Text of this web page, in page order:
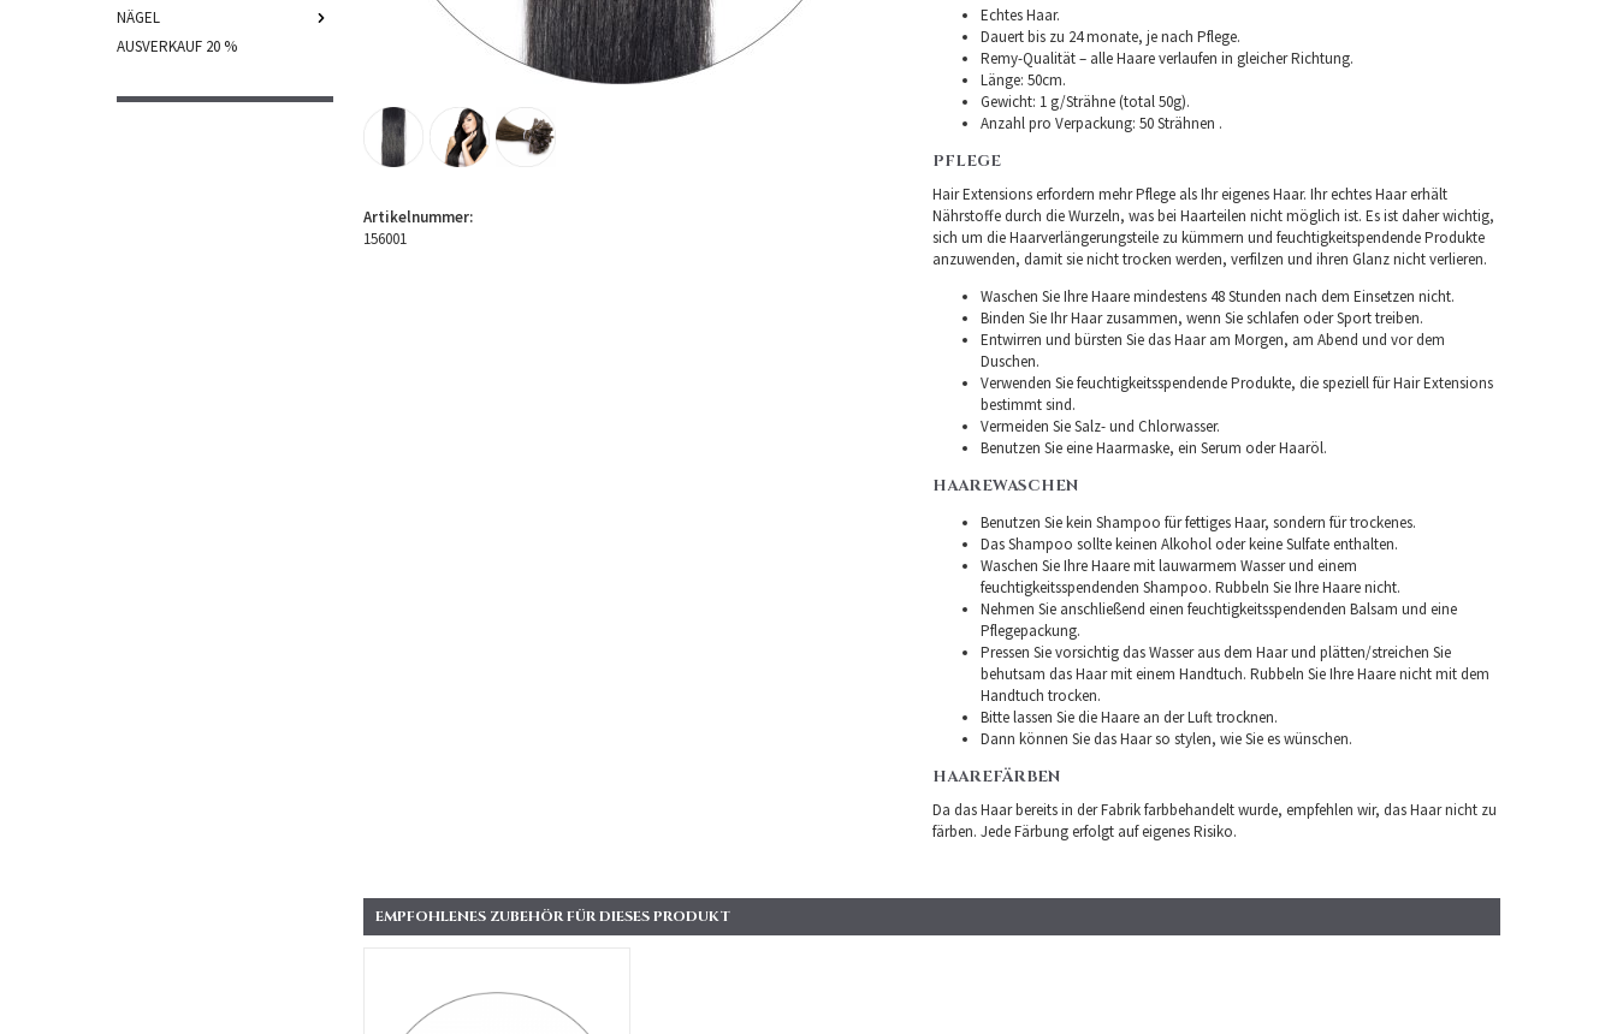
NÄGEL
AUSVERKAUF 20 %
Echtes Haar.
Dauert bis zu 24 monate, je nach Pflege.
Remy-Qualität – alle Haare verlaufen in gleicher Richtung.
Länge: 50cm.
Gewicht: 1 g/Strähne (total 50g).
Anzahl pro Verpackung: 50 Strähnen .
PFLEGE
Hair Extensions erfordern mehr Pflege als Ihr eigenes Haar. Ihr echtes Haar erhält
Nährstoffe durch die Wurzeln, was bei Haarteilen nicht möglich ist. Es ist daher wichtig,
sich um die Haarverlängerungsteile zu kümmern und feuchtigkeitspendende Produkte
anzuwenden, damit sie nicht trocken werden, verfilzen und ihren Glanz nicht verlieren.
Waschen Sie Ihre Haare mindestens 48 Stunden nach dem Einsetzen nicht.
Binden Sie Ihr Haar zusammen, wenn Sie schlafen oder Sport treiben.
Entwirren und bürsten Sie das Haar am Morgen, am Abend und vor dem
Duschen.
Verwenden Sie feuchtigkeitsspendende Produkte, die speziell für Hair Extensions
bestimmt sind.
Vermeiden Sie Salz- und Chlorwasser.
Benutzen Sie eine Haarmaske, ein Serum oder Haaröl.
HAAREWASCHEN
Benutzen Sie kein Shampoo für fettiges Haar, sondern für trockenes.
Das Shampoo sollte keinen Alkohol oder keine Sulfate enthalten.
Waschen Sie Ihre Haare mit lauwarmem Wasser und einem
feuchtigkeitsspendenden Shampoo. Rubbeln Sie Ihre Haare nicht.
Nehmen Sie anschließend einen feuchtigkeitsspendenden Balsam und eine
Pflegepackung.
Pressen Sie vorsichtig das Wasser aus dem Haar und plätten/streichen Sie
behutsam das Haar mit einem Handtuch. Rubbeln Sie Ihre Haare nicht mit dem
Handtuch trocken.
Bitte lassen Sie die Haare an der Luft trocknen.
Dann können Sie das Haar so stylen, wie Sie es wünschen.
HAAREFÄRBEN
Da das Haar bereits in der Fabrik farbbehandelt wurde, empfehlen wir, das Haar nicht zu
färben. Jede Färbung erfolgt auf eigenes Risiko.
Artikelnummer:
156001
EMPFOHLENES ZUBEHÖR FÜR DIESES PRODUKT